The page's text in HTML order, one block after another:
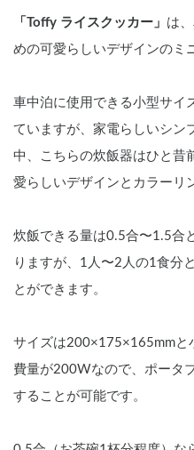
「Toffy ライスクッカー」 は
めの可愛らしいデザインのミ
車中泊に使用できる小型サイ
ていますが、家電らしいシン
中、こちらの炊飯器はひと昔
愛らしいデザインとカラーリ
炊飯できる量は0.5合〜1.5合
りますが、1人〜2人の1食分
とができます。
サイズは200×175×165mmと
費量が200Wなので、ポータ
することが可能です。